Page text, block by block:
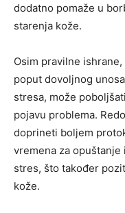
dodatno pomaže u
starenja kože.
Osim pravilne
poput dovoljnog
stresa, može
pojavu problema.
doprineti boljem
vremena za
stres, što također
kože.